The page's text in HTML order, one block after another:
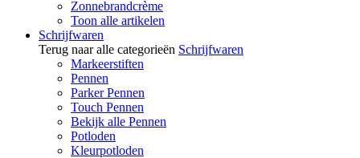
Zonnebrandcrème
Toon alle artikelen
Schrijfwaren
Terug naar alle categorieën Schrijfwaren
Markeerstiften
Pennen
Parker Pennen
Touch Pennen
Bekijk alle Pennen
Potloden
Kleurpotloden